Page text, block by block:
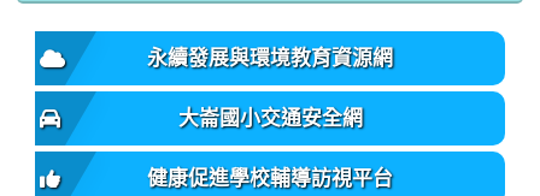
永續發展與環境教育資源網
大崙國小交通安全網
健康促進學校輔導訪視平台